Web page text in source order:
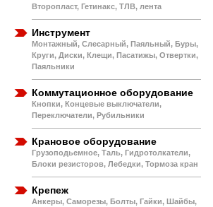
Второпласт, Гетинакс, ТЛВ, лента
Инструмент
Монтажный, Слесарный, Паяльный, Буры,
Круги, Диски, Клещи, Пасатижы, Отвертки,
Паяльники
Коммутационное оборудование
Кнопки, Концевые выключатели,
Переключатели, Рубильники
Крановое оборудование
Грузоподьемное, Таль, Гидротолкатели,
Блоки резисторов, Лебедки, Тормоза кран
Крепеж
Анкеры, Саморезы, Болты, Гайки, Шайбы,